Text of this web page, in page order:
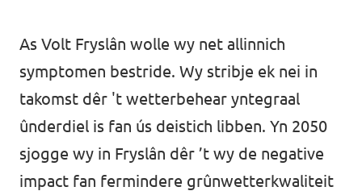
As Volt Fryslân wolle wy net allinnich
symptomen bestride. Wy stribje ek nei in
takomst dêr 't wetterbehear yntegraal
ûnderdiel is fan ús deistich libben. Yn 2050
sjogge wy in Fryslân dêr ’t wy de negative
impact fan fermindere grûnwetterkwaliteit